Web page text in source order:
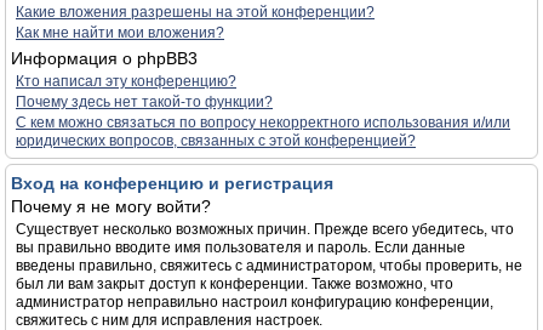
Какие вложения разрешены на этой конференции?
Как мне найти мои вложения?
Информация о phpBB3
Кто написал эту конференцию?
Почему здесь нет такой-то функции?
С кем можно связаться по вопросу некорректного использования и/или
юридических вопросов, связанных с этой конференцией?
Вход на конференцию и регистрация
Почему я не могу войти?
Существует несколько возможных причин. Прежде всего убедитесь, что
вы правильно вводите имя пользователя и пароль. Если данные
введены правильно, свяжитесь с администратором, чтобы проверить, не
был ли вам закрыт доступ к конференции. Также возможно, что
администратор неправильно настроил конфигурацию конференции,
свяжитесь с ним для исправления настроек.